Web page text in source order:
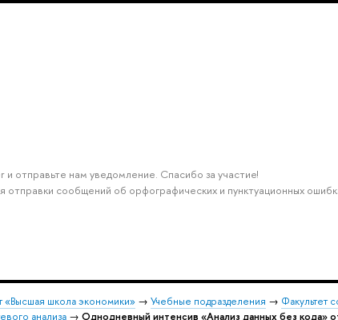
отправьте нам уведомление. Спасибо за участие!
отправки сообщений об орфографических и пунктуационных
«Высшая школа экономики» → Учебные подразделения → Факультет
анализа → Однодневный интенсив «Анализ данных без кода»